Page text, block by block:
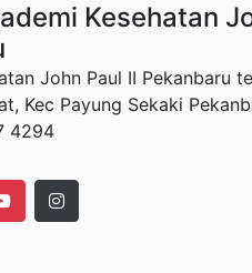
Kesehatan
John Paul II Pekanbaru
Kec Payung Sekaki
4294